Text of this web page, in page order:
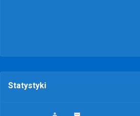
Statystyki